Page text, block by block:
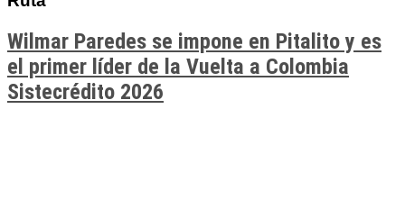
Wilmar Paredes se impone en Pitalito y es
el primer líder de la Vuelta a Colombia
Sistecrédito 2026